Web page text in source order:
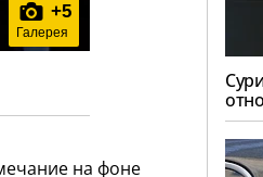
+5
Галерея
на фоне